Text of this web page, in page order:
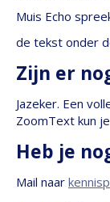
Muis Echo
de tekst onder
Zijn er
Jazeker. Een
ZoomText kun
Heb je
Mail naar